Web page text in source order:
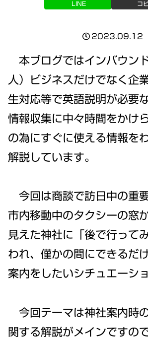
LINE コ
2023.09.12
本ブログではインバウン
人）ビジネスだけでなく企
生対応等で英語説明が必要
情報収集に中々時間をかけ
の為にすぐに使える情報を
解説しています。
今回は商談で訪日中の重要
市内移動中のタクシーの窓
見えた神社に「後で行って
われ、僅かの間にできるだ
案内をしたいシチュエーシ
今回テーマは神社案内時
関する解説がメインですの